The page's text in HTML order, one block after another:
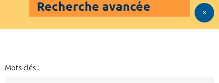
Recherche avancée
Mots-clés :